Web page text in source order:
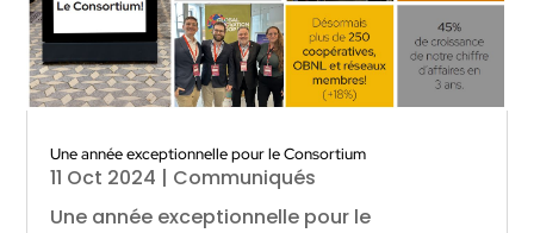
Une année exceptionnelle pour le Consortium
11 Oct 2024 | Communiqués
Une année exceptionnelle pour le